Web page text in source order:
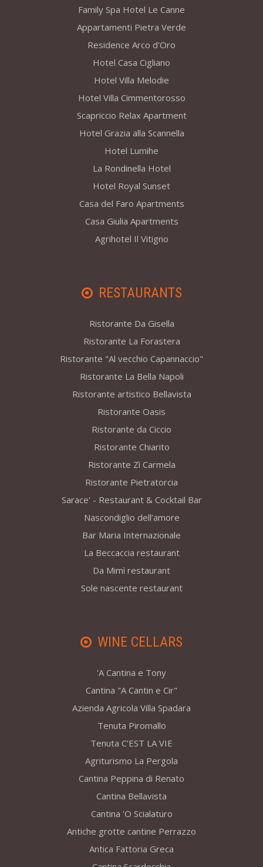
Family Spa Hotel Le Canne
Appartamenti Pietra Verde
Residence Arco d'Oro
Hotel Casa Cigliano
Hotel Villa Melodie
Hotel Villa Cimmentorosso
Scapriccio Relax Apartment
Hotel Grazia alla Scannella
Hotel Lumihe
La Rondinella Hotel
Hotel Royal Sunset
Casa del Faro Apartments
Casa Giulia Apartments
Agrihotel Il Vitigno
RESTAURANTS
Ristorante Da Gisella
Ristorante La Forastera
Ristorante "Al vecchio Capannaccio"
Ristorante La Bella Napoli
Ristorante artistico Bellavista
Ristorante Oasis
Ristorante da Ciccio
Ristorante Chiarito
Ristorante Zì Carmela
Ristorante Pietratorcia
Sarace' - Restaurant & Cocktail Bar
Nascondiglio dell’amore
Bar Maria Internazionale
La Beccaccia restaurant
Da Mimì restaurant
Sole nascente restaurant
WINE CELLARS
'A Cantina e Tony
Cantina "A Cantin e Cir"
Azienda Agricola Villa Spadara
Tenuta Piromallo
Tenuta C’EST LA VIE
Agriturismo La Pergola
Cantina Peppina di Renato
Cantina Bellavista
Cantina 'O Scialaturo
Antiche grotte cantine Perrazzo
Antica Fattoria Greca